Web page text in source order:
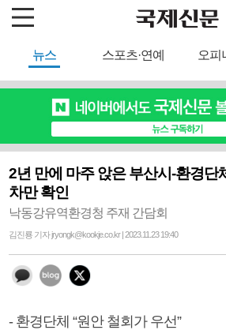
뉴스 스포츠·연예 오피
2년 만에 마주 앉은 부산시-환경
차만 확인
낙동강유역환경청 주재 간담회
김진룡 기자 jryongk@kookje.co.kr | 2023.11.23 19:40
- 환경단체 “원안 철회가 우선”